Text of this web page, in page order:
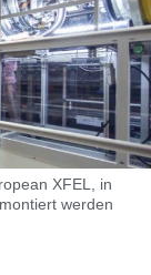
XFEL, in
werden